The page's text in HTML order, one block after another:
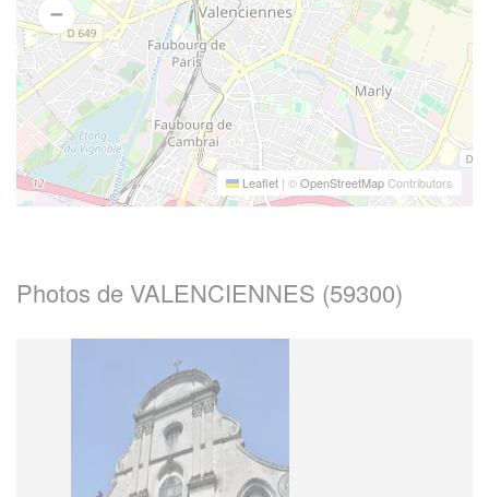
Leaflet | ©OpenStreetMapContributors
Photos de VALENCIENNES (59300)